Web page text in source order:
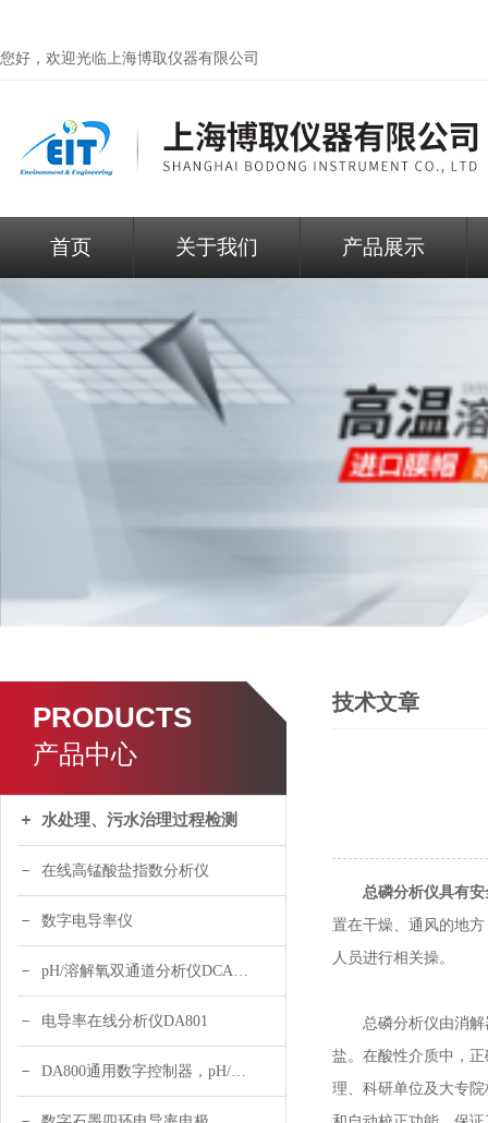
您好，欢迎光临上海博取仪器有限公司
首页 关于我们 产品展示
PRODUCTS
产品中心
水处理、污水治理过程检测
在线高锰酸盐指数分析仪
数字电导率仪
pH/溶解氧双通道分析仪DCA120
电导率在线分析仪DA801
DA800通用数字控制器，pH/DO/ORP多参数
技术文章
总磷分析仪具有
置在干燥、通风的地
人员进行相关操。
总磷分析仪由消解器
盐。在酸性介质中，
理、科研单位及大专